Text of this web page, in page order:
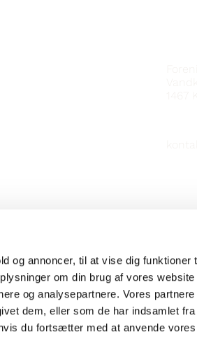
og annoncer, til at vise dig funktioner
om din brug af vores
og analysepartnere. Vores
dem, eller som de har indsamlet
du fortsætter med at anvende